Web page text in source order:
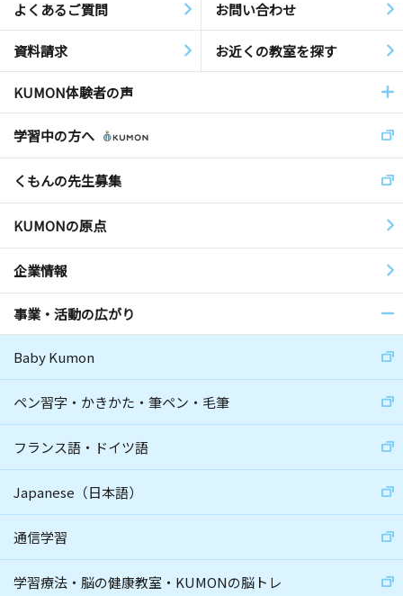
よくあるご質問 お問い合わせ
資料請求 お近くの教室を探す
KUMON体験者の声
学習中の方へ
くもんの先生募集
KUMONの原点
企業情報
事業・活動の広がり
Baby Kumon
ペン習字・かきかた・筆ペン・毛筆
フランス語・ドイツ語
Japanese（日本語）
通信学習
学習療法・脳の健康教室・KUMONの脳トレ